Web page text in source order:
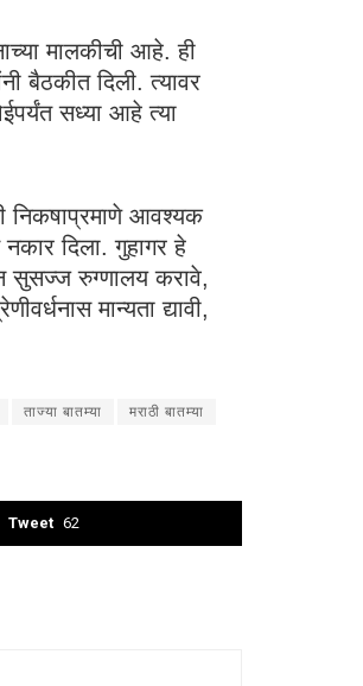
मालकीची आहे. ही
बैठकीत दिली. त्यावर
सध्या आहे त्या
निकषाप्रमाणे आवश्यक
दिला. गुहागर हे
सुसज्ज रुग्णालय करावे,
मान्यता द्यावी,
ताज्या बातम्या मराठी बातम्या
Tweet 62